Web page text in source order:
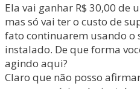
Ela vai ganhar R$ 30,00 de
mas só vai ter o custo de
fato continuarem usando o
instalado. De que forma
agindo aqui?
Claro que não posso